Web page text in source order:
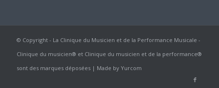
© Copyright - La Clinique du Musicien et de la Performance Musicale -
Clinique du musicien® et Clinique du musicien et de la performance®
sont des marques déposées | Made by Yurcom